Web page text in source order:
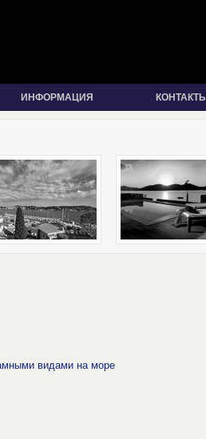
ИНФОРМАЦИЯ КОНТАКТЫ
видами на море